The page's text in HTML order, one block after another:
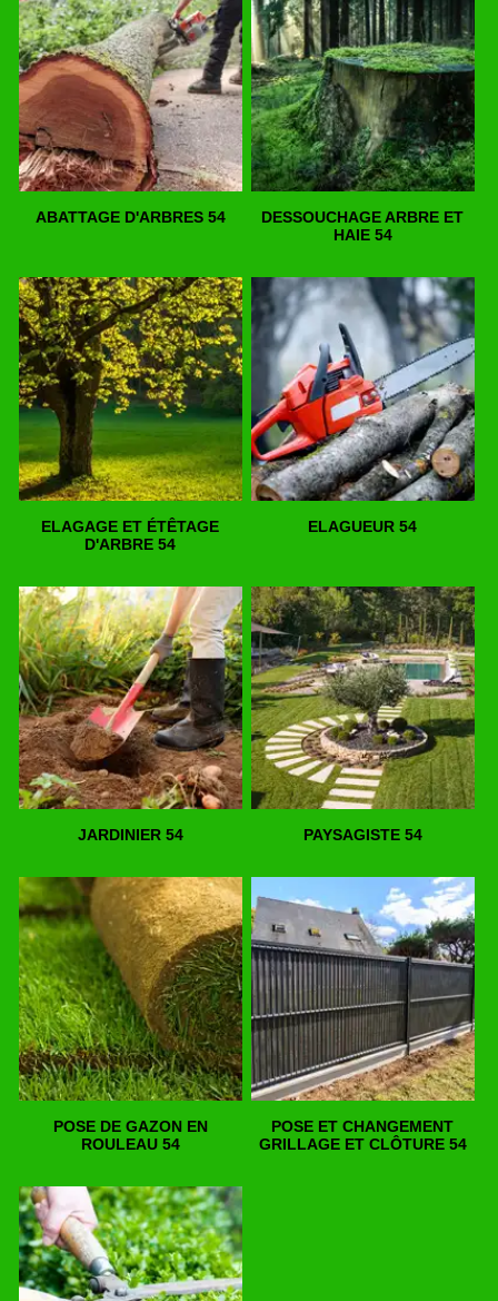
ABATTAGE D'ARBRES 54
DESSOUCHAGE ARBRE ET
HAIE 54
ELAGAGE ET ÉTÊTAGE
D'ARBRE 54
ELAGUEUR 54
JARDINIER 54 PAYSAGISTE 54
POSE DE GAZON EN
ROULEAU 54
POSE ET CHANGEMENT
GRILLAGE ET CLÔTURE 54